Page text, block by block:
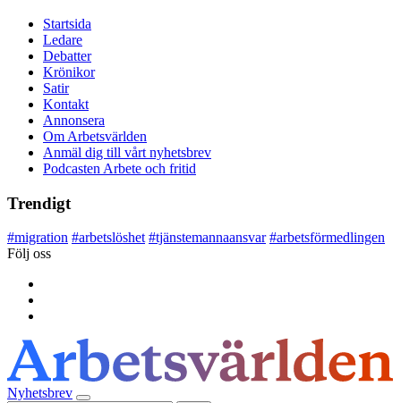
Startsida
Ledare
Debatter
Krönikor
Satir
Kontakt
Annonsera
Om Arbetsvärlden
Anmäl dig till vårt nyhetsbrev
Podcasten Arbete och fritid
Trendigt
#migration #arbetslöshet #tjänstemannaansvar #arbetsförmedlingen
Följ oss
Nyhetsbrev